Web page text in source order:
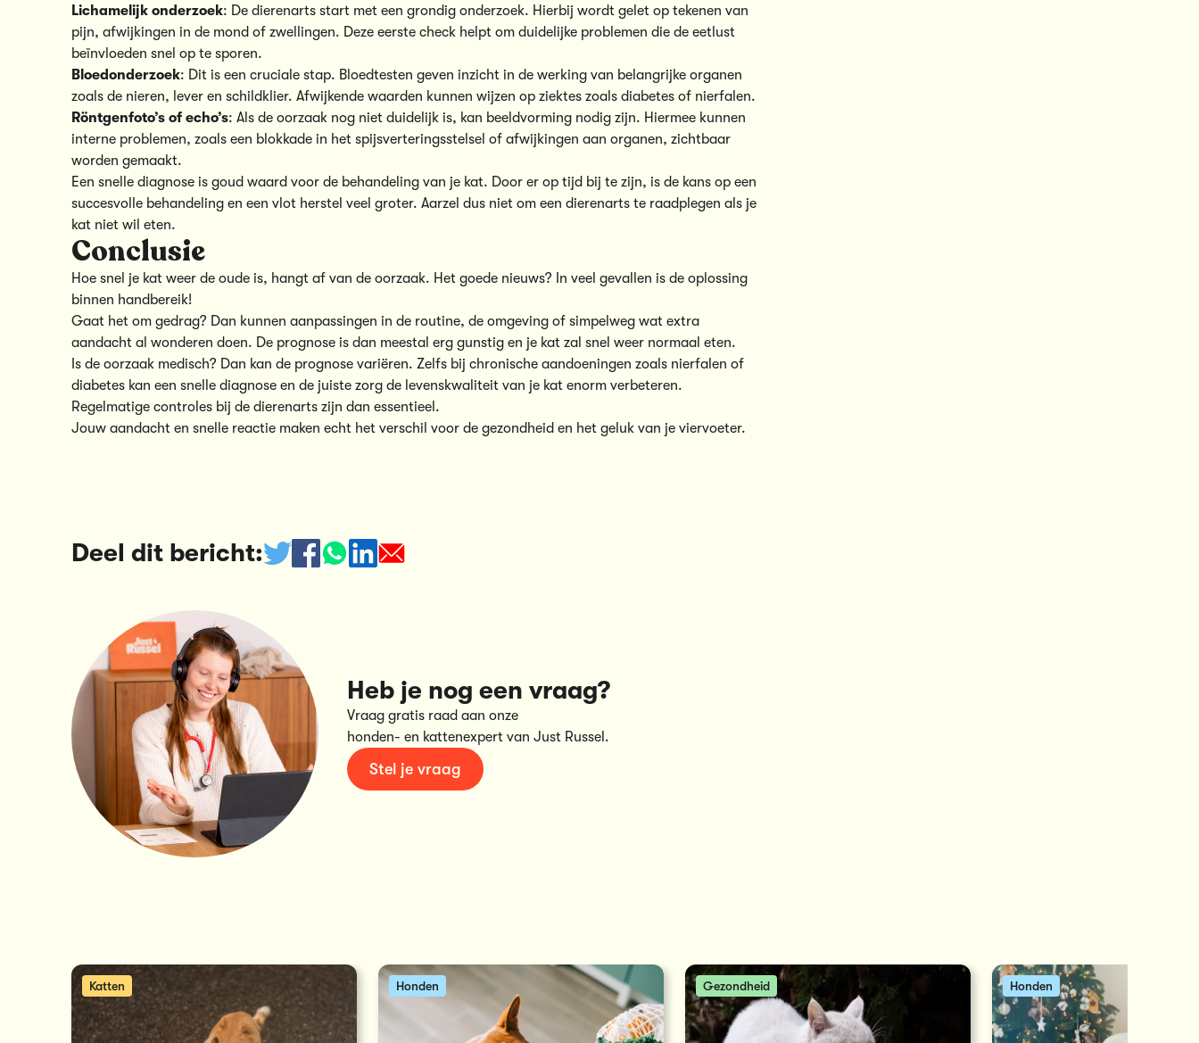
Lichamelijk onderzoek: De dierenarts start met een grondig onderzoek. Hierbij wordt gelet op tekenen van
pijn, afwijkingen in de mond of zwellingen. Deze eerste check helpt om duidelijke problemen die de eetlust
beïnvloeden snel op te sporen.
Bloedonderzoek: Dit is een cruciale stap. Bloedtesten geven inzicht in de werking van belangrijke organen
zoals de nieren, lever en schildklier. Afwijkende waarden kunnen wijzen op ziektes zoals diabetes of nierfalen.
Röntgenfoto’s of echo’s: Als de oorzaak nog niet duidelijk is, kan beeldvorming nodig zijn. Hiermee kunnen
interne problemen, zoals een blokkade in het spijsverteringsstelsel of afwijkingen aan organen, zichtbaar
worden gemaakt.
Een snelle diagnose is goud waard voor de behandeling van je kat. Door er op tijd bij te zijn, is de kans op een
succesvolle behandeling en een vlot herstel veel groter. Aarzel dus niet om een dierenarts te raadplegen als je
kat niet wil eten.
Conclusie
Hoe snel je kat weer de oude is, hangt af van de oorzaak. Het goede nieuws? In veel gevallen is de oplossing
binnen handbereik!
Gaat het om gedrag? Dan kunnen aanpassingen in de routine, de omgeving of simpelweg wat extra
aandacht al wonderen doen. De prognose is dan meestal erg gunstig en je kat zal snel weer normaal eten.
Is de oorzaak medisch? Dan kan de prognose variëren. Zelfs bij chronische aandoeningen zoals nierfalen of
diabetes kan een snelle diagnose en de juiste zorg de levenskwaliteit van je kat enorm verbeteren.
Regelmatige controles bij de dierenarts zijn dan essentieel.
Jouw aandacht en snelle reactie maken echt het verschil voor de gezondheid en het geluk van je viervoeter.
Deel dit bericht:
Heb je nog een vraag?
Vraag gratis raad aan onze
honden- en kattenexpert van Just Russel.
Stel je vraag
Katten Honden Gezondheid Honden